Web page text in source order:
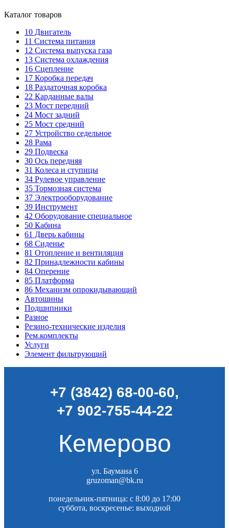
Каталог товаров
10 Двигатель
11 Система питания
12 Система выпуска газа
13 Система охлаждения
16 Сцепление
17 Коробка передач
18 Раздаточная коробка
22 Карданные валы
23 Мост передний
24 Мост задний
25 Мост средний
27 Устройство седельное
28 Рама
29 Подвеска
30 Ось передняя
31 Колеса и ступицы
34 Рулевое управление
35 Тормозная система
37 Электрооборудование
39 Инструмент
42 Оборудование специальное
50 Кабина
61 Дверь кабины
68 Сиденье
81 Отопление и вентиляция
82 Принадлежности кабины
84 Оперение
85 Платформа
86 Механизм опрокидывающий
Автошины
Подшипники
Разное
Резино-технические изделия
Рем.комплекты
Услуги
Элемент фильтрующий
+7 (3842) 68-00-60,
+7 902-755-44-22
Кемерово
ул. Баумана 6
gruzoman@bk.ru
понедельник-пятница: c 8:00 до 17:00
суббота, воскресенье: выходной